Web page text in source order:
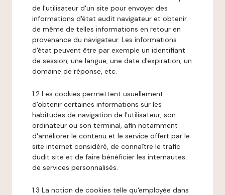
de l'utilisateur d'un site pour envoyer des
informations d'état audit navigateur et obtenir
de même de telles informations en retour en
provenance du navigateur. Les informations
d'état peuvent être par exemple un identifiant
de session, une langue, une date d'expiration, un
domaine de réponse, etc.
1.2 Les cookies permettent usuellement
d'obtenir certaines informations sur les
habitudes de navigation de l'utilisateur, son
ordinateur ou son terminal, afin notamment
d'améliorer le contenu et le service offert par le
site internet considéré, de connaître le trafic
dudit site et de faire bénéficier les internautes
de services personnalisés.
1.3 La notion de cookies telle qu'employée dans